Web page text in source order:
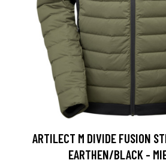
ARTILECT M DIVIDE FUSION
EARTHEN/BLACK -